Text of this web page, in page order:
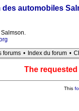
des automobiles
forums • Index du forum •
The
This